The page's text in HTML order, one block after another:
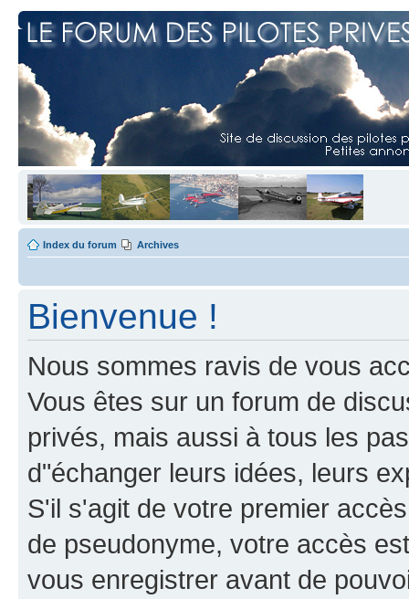
Index du forum Archives
Bienvenue !
Nous sommes ravis de vous
Vous êtes sur un forum de
privés, mais aussi à tous les
d"échanger leurs idées, leurs
S'il s'agit de votre premier
de pseudonyme, votre accès
vous enregistrer avant de